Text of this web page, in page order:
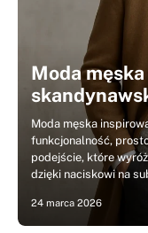
Moda
Moda męska
funkcjonalność,
podejście, które
dzięki naciskowi na
24 marca 2026